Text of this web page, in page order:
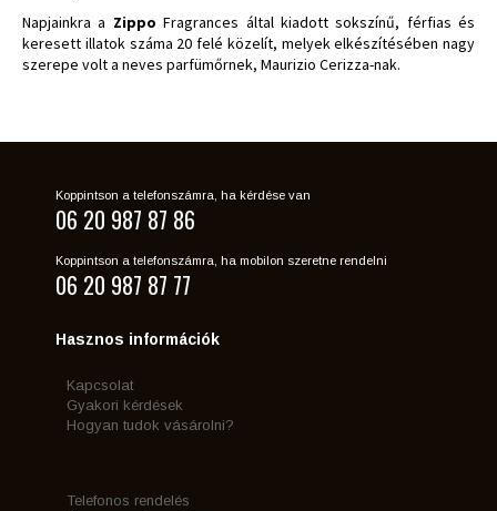
Napjainkra a ZippoFragrances által kiadott sokszínű, férfias és
keresett illatok száma 20 felé közelít, melyek elkészítésében nagy
szerepe volt a neves parfümőrnek, Maurizio Cerizza-nak.
Koppintson a telefonszámra, ha kérdése van
06 20 987 87 86
Koppintson a telefonszámra, ha mobilon szeretne rendelni
06 20 987 87 77
Hasznos információk
Kapcsolat
Gyakori kérdések
Hogyan tudok vásárolni?
Telefonos rendelés